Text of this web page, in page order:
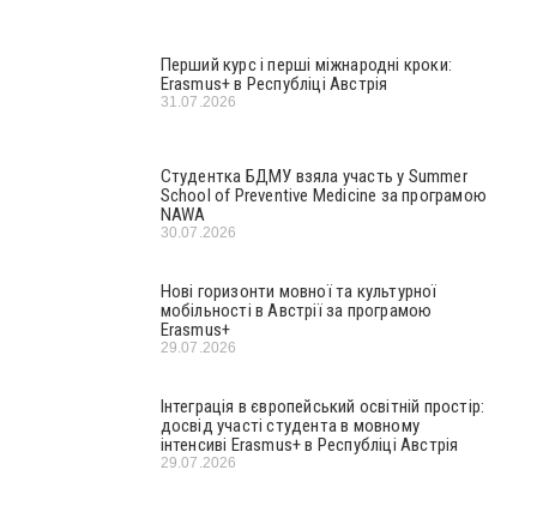
Перший курс і перші міжнародні кроки:
Erasmus+ в Республіці Австрія
31.07.2026
Студентка БДМУ взяла участь у Summer
School of Preventive Medicine за програмою
NAWA
30.07.2026
Нові горизонти мовної та культурної
мобільності в Австрії за програмою
Erasmus+
29.07.2026
Інтеграція в європейський освітній простір:
досвід участі студента в мовному
інтенсиві Erasmus+ в Республіці Австрія
29.07.2026